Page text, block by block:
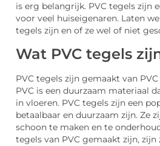
is erg belangrijk. PVC tegels zijn
voor veel huiseigenaren. Laten
tegels zijn en of ze wel of niet
Wat PVC tegels
PVC tegels zijn gemaakt van
PVC is een duurzaam materiaal
in vloeren. PVC tegels zijn een
betaalbaar en duurzaam zijn. Ze
schoon te maken en te
tegels van PVC gemaakt zijn, zijn